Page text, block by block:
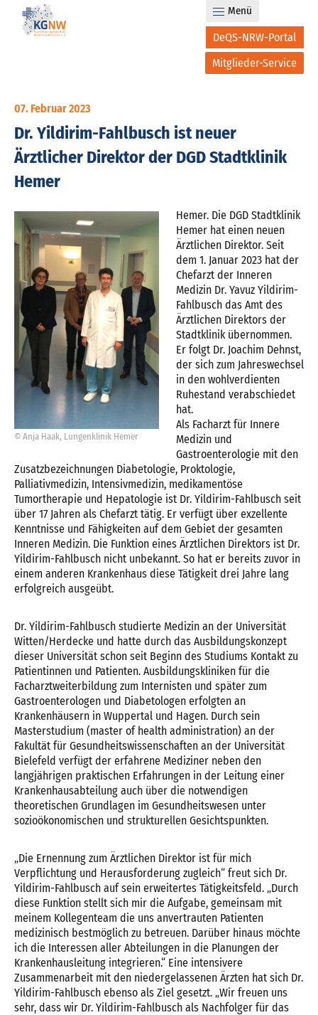
DeQS-NRW-Portal
Mitglieder-Service
Menü
07. Februar 2023
Dr. Yildirim-Fahlbusch ist neuer
Ärztlicher Direktor der DGD Stadtklinik
Hemer
© Anja Haak, Lungenklinik Hemer
Hemer. Die DGD Stadtklinik
Hemer hat einen neuen
Ärztlichen Direktor. Seit
dem 1. Januar 2023 hat der
Chefarzt der Inneren
Medizin Dr. Yavuz Yildirim-
Fahlbusch das Amt des
Ärztlichen Direktors der
Stadtklinik übernommen.
Er folgt Dr. Joachim Dehnst,
der sich zum Jahreswechsel
in den wohlverdienten
Ruhestand verabschiedet
hat.
Als Facharzt für Innere
Medizin und
Gastroenterologie mit den
Zusatzbezeichnungen Diabetologie, Proktologie,
Palliativmedizin, Intensivmedizin, medikamentöse
Tumortherapie und Hepatologie ist Dr. Yildirim-Fahlbusch seit
über 17 Jahren als Chefarzt tätig. Er verfügt über exzellente
Kenntnisse und Fähigkeiten auf dem Gebiet der gesamten
Inneren Medizin. Die Funktion eines Ärztlichen Direktors ist Dr.
Yildirim-Fahlbusch nicht unbekannt. So hat er bereits zuvor in
einem anderen Krankenhaus diese Tätigkeit drei Jahre lang
erfolgreich ausgeübt.
Dr. Yildirim-Fahlbusch studierte Medizin an der Universität
Witten/Herdecke und hatte durch das Ausbildungskonzept
dieser Universität schon seit Beginn des Studiums Kontakt zu
Patientinnen und Patienten. Ausbildungskliniken für die
Facharztweiterbildung zum Internisten und später zum
Gastroenterologen und Diabetologen erfolgten an
Krankenhäusern in Wuppertal und Hagen. Durch sein
Masterstudium (master of health administration) an der
Fakultät für Gesundheitswissenschaften an der Universität
Bielefeld verfügt der erfahrene Mediziner neben den
langjährigen praktischen Erfahrungen in der Leitung einer
Krankenhausabteilung auch über die notwendigen
theoretischen Grundlagen im Gesundheitswesen unter
sozioökonomischen und strukturellen Gesichtspunkten.
„Die Ernennung zum Ärztlichen Direktor ist für mich
Verpflichtung und Herausforderung zugleich“ freut sich Dr.
Yildirim-Fahlbusch auf sein erweitertes Tätigkeitsfeld. „Durch
diese Funktion stellt sich mir die Aufgabe, gemeinsam mit
meinem Kollegenteam die uns anvertrauten Patienten
medizinisch bestmöglich zu betreuen. Darüber hinaus möchte
ich die Interessen aller Abteilungen in die Planungen der
Krankenhausleitung integrieren.“ Eine intensivere
Zusammenarbeit mit den niedergelassenen Ärzten hat sich Dr.
Yildirim-Fahlbusch ebenso als Ziel gesetzt. „Wir freuen uns
sehr, dass wir Dr. Yildirim-Fahlbusch als Nachfolger für das